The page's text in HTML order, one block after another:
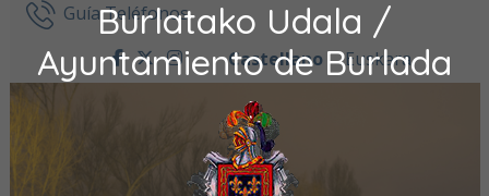
Burlatako Udala /
Ayuntamiento de Burlada
Ir al contenidoGuía Teléfonos
facebook
twitter
instagram
Castellano Euskara